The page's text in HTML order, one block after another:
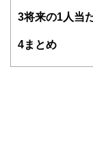
3将来の1人当
4まとめ